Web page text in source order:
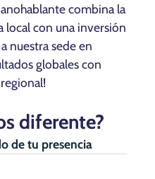
combina la
local con una inversión
nuestra sede en
globales con
diferente?
de tu presencia